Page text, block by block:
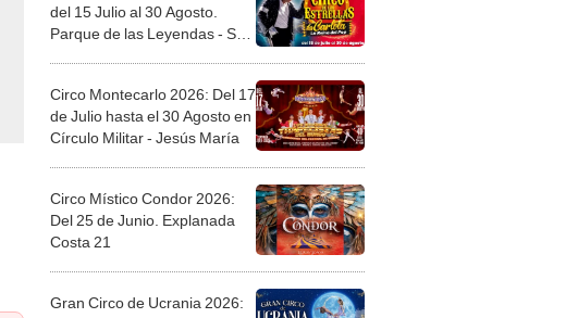
del 15 Julio al 30 Agosto.
Parque de las Leyendas - San
Circo Montecarlo 2026: Del 17
de Julio hasta el 30 Agosto en
Círculo Militar - Jesús María
Circo Místico Condor 2026:
Del 25 de Junio. Explanada
Costa 21
Gran Circo de Ucrania 2026: